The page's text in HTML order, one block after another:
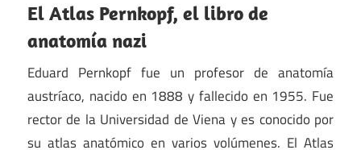
El Atlas Pernkopf, el libro de
anatomía nazi
Eduard Pernkopf fue un profesor de anatomía
austríaco, nacido en 1888 y fallecido en 1955. Fue
rector de la Universidad de Viena y es conocido por
su atlas anatómico en varios volúmenes. El Atlas